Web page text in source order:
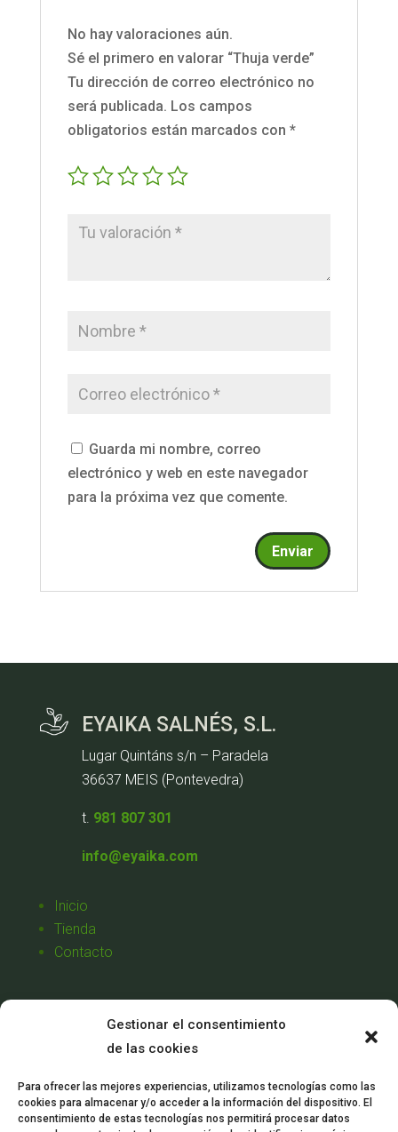
Gestionar el consentimiento
de las cookies
Para ofrecer las mejores experiencias, utilizamos tecnologías como las
cookies para almacenar y/o acceder a la información del dispositivo. El
consentimiento de estas tecnologías nos permitirá procesar datos
No hay valoraciones aún.
Sé el primero en valorar “Thuja verde”
Tu dirección de correo electrónico no
será publicada. Los campos
obligatorios están marcados con *
Guarda mi nombre, correo
electrónico y web en este navegador
para la próxima vez que comente.
EYAIKA SALNÉS, S.L.
Lugar Quintáns s/n – Paradela
36637 MEIS (Pontevedra)
t. 981 807 301
info@eyaika.com
Inicio
Tienda
Contacto
Aviso Legal
Política de Privacidad
Condiciones de Venta
Mi Cuenta